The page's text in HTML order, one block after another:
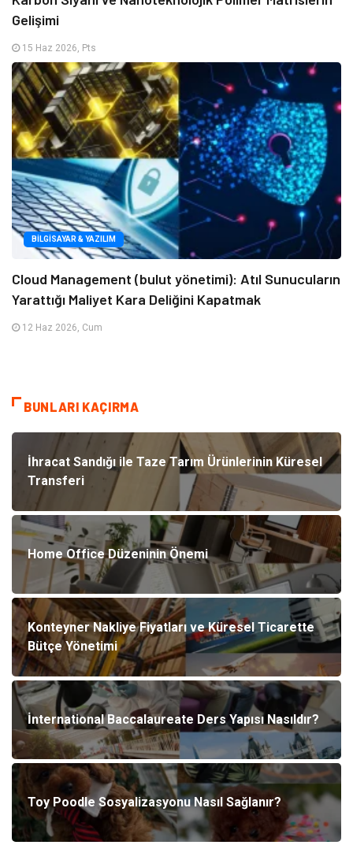
Gelişimi
15 Haz 2026, Pts
BILGISAYAR & YAZILIM
Cloud Management (bulut yönetimi): Atıl Sunucuların
Yarattığı Maliyet Kara Deliğini Kapatmak
12 Haz 2026, Cum
BUNLARI KAÇIRMA
İhracat Sandığı ile Taze Tarım Ürünlerinin Küresel
Transferi
Home Office Düzeninin Önemi
Konteyner Nakliye Fiyatları ve Küresel Ticarette
Bütçe Yönetimi
İnternational Baccalaureate Ders Yapısı Nasıldır?
Toy Poodle Sosyalizasyonu Nasıl Sağlanır?